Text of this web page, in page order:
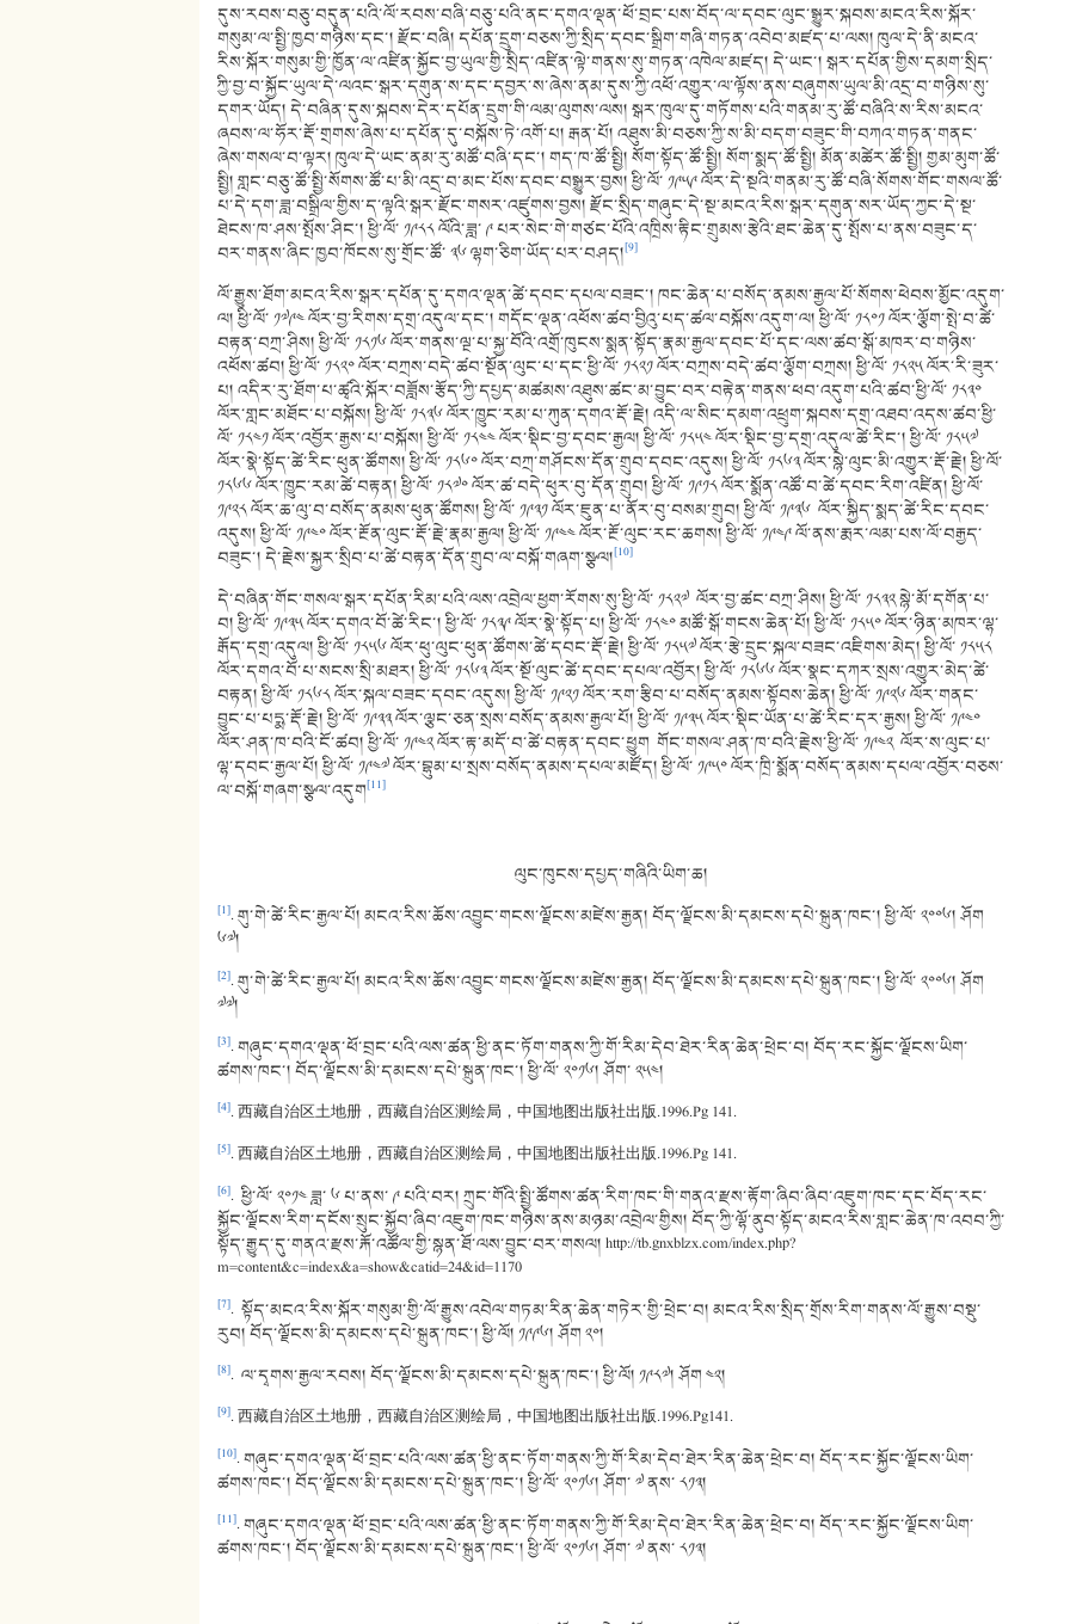
དུས་རབས་བཅུ་བདུན་པའི་ལོ་རབས་བཞི་བཅུ་པའི་ནང་དགའ་ལྡན་ཕོ་བྲང་པས་བོད་ལ་དབང་ལུང་སྒྱུར་སྐབས་མངའ་རིས་སྐོར་
གསུམ་ལ་སྤྱི་ཁྱབ་གཉིས་དང་། རྫོང་བཞི། དཔོན་དྲུག་བཅས་ཀྱི་སྲིད་དབང་སྒྲིག་གཞི་གཏན་འབེབ་མཛད་པ་ལས། ཁུལ་དེ་ནི་མངའ་
རིས་སྐོར་གསུམ་གྱི་ཁྱོན་ལ་འཛིན་སྐྱོང་བྱ་ཡུལ་གྱི་སྲིད་འཛིན་ལྟེ་གནས་སུ་གཏན་འཁེལ་མཛད། དེ་ཡང་། སྒར་དཔོན་གྱིས་དམག་སྲིད་
ཀྱི་བྱ་བ་སྐྱོང་ཡུལ་དེ་ལའང་སྒར་དགུན་ས་དང་དབྱར་ས་ཞེས་ནམ་དུས་ཀྱི་འཕོ་འགྱུར་ལ་ལྟོས་ནས་བཞུགས་ཡུལ་མི་འདྲ་བ་གཉིས་སུ་
དགར་ཡོད། དེ་བཞིན་དུས་སྐབས་དེར་དཔོན་དྲུག་གི་ལམ་ལུགས་ལས། སྒར་ཁུལ་དུ་གཏོགས་པའི་གནམ་རུ་ཚོ་བཞིའི་ས་རིས་མངའ་
ཞབས་ལ་ཧོར་རྡོ་གྲགས་ཞེས་པ་དཔོན་དུ་བསྐོས་ཏེ་འགོ་པ། རྒན་པོ། འཐུས་མི་བཅས་ཀྱི་ས་མི་བདག་བཟུང་གི་བཀའ་གཏན་གནང་
ཞེས་གསལ་བ་ལྟར། ཁུལ་དེ་ཡང་ནམ་རུ་མཚོ་བཞི་དང་། གད་ཁ་ཚོ་སྤྱི། སོག་སྟོད་ཚོ་སྤྱི། སོག་སྨད་ཚོ་སྤྱི། མོན་མཚེར་ཚོ་སྤྱི། གྱམ་མུག་ཚོ་
སྤྱི། གླང་བཅུ་ཚོ་སྤྱི་སོགས་ཚོ་པ་མི་འདྲ་བ་མང་པོས་དབང་བསྒྱུར་བྱས། ཕྱི་ལོ་ ༡༩༥༩ ལོར་དེ་སྔའི་གནམ་རུ་ཚོ་བཞི་སོགས་གོང་གསལ་ཚོ་
པ་དེ་དག་ཟླ་བསྒྲིལ་གྱིས་ད་ལྟའི་སྒར་རྫོང་གསར་འཛུགས་བྱས། རྫོང་སྲིད་གཞུང་དེ་སྔ་མངའ་རིས་སྒར་དགུན་སར་ཡོད་ཀྱང་དེ་སྔ་
ཐེངས་ཁ་ཤས་སྤོས་ཤིང་། ཕྱི་ལོ་ ༡༩༨༨ ལོའི་ཟླ་ ༩ པར་སེང་གེ་གཙང་པོའི་འཁྲིས་རྟིང་གྲུམས་རྩེའི་ཐང་ཆེན་དུ་སྤོས་པ་ནས་བཟུང་ད་
བར་གནས་ཞིང་ཁྱབ་ཁོངས་སུ་གྲོང་ཚོ་ ༣༦ ལྷག་ཅིག་ཡོད་པར་བཤད།[9]
ལོ་རྒྱུས་ཐོག་མངའ་རིས་སྒར་དཔོན་དུ་དགའ་ལྡན་ཚེ་དབང་དཔལ་བཟང་། ཁང་ཆེན་པ་བསོད་ནམས་རྒྱལ་པོ་སོགས་ཕེབས་མྱོང་འདུག་
ལ། ཕྱི་ལོ་ ༡༧༩༤ ལོར་བྱ་རིགས་དགྲ་འདུལ་དང་། གདོང་ལྡན་འཕོས་ཚབ་བྱིའུ་པད་ཚལ་བསྐོས་འདུག་ལ། ཕྱི་ལོ་ ༡༨༠༡ ལོར་ལྕོག་སྤེ་བ་ཚེ་
བརྟན་བཀྲ་ཤིས། ཕྱི་ལོ་ ༡༨༡༦ ལོར་གནས་ལྔ་པ་སྐྱ་བོའི་འགྲོ་ཁུངས་སྨན་སྟོད་རྣམ་རྒྱལ་དབང་པོ་དང་ལས་ཚབ་སྒོ་མཁར་བ་གཉིས་
འཕོས་ཚབ། ཕྱི་ལོ་ ༡༨༢༠ ལོར་བཀྲས་བདེ་ཚབ་སྔོན་ལུང་པ་དང་ཕྱི་ལོ་ ༡༨༢༡ ལོར་བཀྲས་བདེ་ཚབ་ལྕོག་བཀྲས། ཕྱི་ལོ་ ༡༨༢༥ ལོར་རི་ཟུར་
པ། འདིར་རུ་ཐོག་པ་ཚྭའི་སྐོར་བཟློས་རྩོད་ཀྱི་དཔྱད་མཚམས་འཐུས་ཚང་མ་བྱུང་བར་བརྟེན་གནས་ཕབ་འདུག་པའི་ཚབ་ཕྱི་ལོ་ ༡༨༣༠
ལོར་གླང་མཐོང་པ་བསྐོས། ཕྱི་ལོ་ ༡༨༣༦ ལོར་ཁྱུང་རམ་པ་ཀུན་དགའ་རྡོ་རྗེ། འདི་ལ་སིང་དམག་འཕྲུག་སྐབས་དགྲ་འཐབ་འདས་ཚབ་ཕྱི་
ལོ་ ༡༨༤༡ ལོར་འབྱོར་རྒྱས་པ་བསྐོས། ཕྱི་ལོ་ ༡༨༤༤ ལོར་སྡིང་བྱ་དབང་རྒྱལ། ཕྱི་ལོ་ ༡༨༥༤ ལོར་སྡིང་བྱ་དགྲ་འདུལ་ཚེ་རིང་། ཕྱི་ལོ་ ༡༨༥༧
ལོར་སྣེ་སྟོད་ཚེ་རིང་ཕུན་ཚོགས། ཕྱི་ལོ་ ༡༨༦༠ ལོར་བཀྲ་གཤོངས་དོན་གྲུབ་དབང་འདུས། ཕྱི་ལོ་ ༡༨༦༣ ལོར་སྙེ་ལུང་མི་འགྱུར་རྡོ་རྗེ། ཕྱི་ལོ་
༡༨༦༦ ལོར་ཁྱུང་རམ་ཚེ་བརྟན། ཕྱི་ལོ་ ༡༨༧༠ ལོར་ཚ་བདེ་ཕུར་བུ་དོན་གྲུབ། ཕྱི་ལོ་ ༡༩༡༨ ལོར་སྨོན་འཚོ་བ་ཚེ་དབང་རིག་འཛིན། ཕྱི་ལོ་
༡༩༢༨ ལོར་ཆ་ལུ་བ་བསོད་ནམས་ཕུན་ཚོགས། ཕྱི་ལོ་ ༡༩༣༡ ལོར་ཇུན་པ་ནོར་བུ་བསམ་གྲུབ། ཕྱི་ལོ་ ༡༩༣༦ ལོར་སྐྱིད་སྨད་ཚེ་རིང་དབང་
འདུས། ཕྱི་ལོ་ ༡༩༤༠ ལོར་རྔོན་ལུང་རྡོ་རྗེ་རྣམ་རྒྱལ། ཕྱི་ལོ་ ༡༩༤༤ ལོར་རྔོ་ལུང་རང་ཆགས། ཕྱི་ལོ་ ༡༩༤༩ ལོ་ནས་རྨར་ལམ་པས་ལོ་བརྒྱད་
བཟུང་། དེ་རྗེས་སྐྱར་སྲིབ་པ་ཚེ་བརྟན་དོན་གྲུབ་ལ་བསྐོ་གཞག་སྩལ།[10]
དེ་བཞིན་གོང་གསལ་སྒར་དཔོན་རིམ་པའི་ལས་འབྲེལ་ཕྱག་རོགས་སུ་ཕྱི་ལོ་ ༡༨༢༧ ལོར་བྱ་ཚང་བཀྲ་ཤིས། ཕྱི་ལོ་ ༡༨༣༢ སྙེ་མོ་དགོན་པ་
བ། ཕྱི་ལོ་ ༡༩༣༥ ལོར་དགའ་བོ་ཚེ་རིང་། ཕྱི་ལོ་ ༡༨༣༩ ལོར་སྣེ་སྟོད་པ། ཕྱི་ལོ་ ༡༨༤༠ མཚོ་སྒོ་གངས་ཆེན་པོ། ཕྱི་ལོ་ ༡༨༥༠ ལོར་ཉིན་མཁར་ལྷ་
རྒོད་དགྲ་འདུལ། ཕྱི་ལོ་ ༡༨༥༦ ལོར་ཕུ་ལུང་ཕུན་ཚོགས་ཚེ་དབང་རྡོ་རྗེ། ཕྱི་ལོ་ ༡༨༥༧ ལོར་རྩེ་དྲུང་སྐལ་བཟང་འཇིགས་མེད། ཕྱི་ལོ་ ༡༨༥༨
ལོར་དགའ་བོ་པ་སངས་སྲི་མཐར། ཕྱི་ལོ་ ༡༨༦༣ ལོར་སྔོ་ལུང་ཚེ་དབང་དཔལ་འབྱོར། ཕྱི་ལོ་ ༡༨༦༦ ལོར་སྣང་དཀར་སྲས་འགྱུར་མེད་ཚེ་
བརྟན། ཕྱི་ལོ་ ༡༨༦༨ ལོར་སྐལ་བཟང་དབང་འདུས། ཕྱི་ལོ་ ༡༩༢༡ ལོར་རག་རྩིབ་པ་བསོད་ནམས་སྟོབས་ཆེན། ཕྱི་ལོ་ ༡༩༢༦ ལོར་གནང་
བྱུང་པ་པདྨ་རྡོ་རྗེ། ཕྱི་ལོ་ ༡༩༣༣ ལོར་ལྕང་ཅན་སྲས་བསོད་ནམས་རྒྱལ་པོ། ཕྱི་ལོ་ ༡༩༣༥ ལོར་སྡིང་ཡོན་པ་ཚེ་རིང་དར་རྒྱས། ཕྱི་ལོ་ ༡༩༤༠
ལོར་ཤན་ཁ་བའི་ངོ་ཚབ། ཕྱི་ལོ་ ༡༩༤༢ ལོར་རྟ་མདོ་བ་ཚེ་བརྟན་དབང་ཕྱུག གོང་གསལ་ཤན་ཁ་བའི་རྗེས་ཕྱི་ལོ་ ༡༩༤༢ ལོར་ས་ལུང་པ་
ལྷ་དབང་རྒྱལ་པོ། ཕྱི་ལོ་ ༡༩༤༧ ལོར་བྷུམ་པ་སྲས་བསོད་ནམས་དཔལ་མཛོད། ཕྱི་ལོ་ ༡༩༥༠ ལོར་ཁྲི་སྨོན་བསོད་ནམས་དཔལ་འབྱོར་བཅས་
ལ་བསྐོ་གཞག་སྩལ་འདུག[11]
ལུང་ཁུངས་དཔྱད་གཞིའི་ཡིག་ཆ།
[1]. གུ་གེ་ཚེ་རིང་རྒྱལ་པོ། མངའ་རིས་ཆོས་འབྱུང་གངས་ལྗོངས་མཛེས་རྒྱན། བོད་ལྗོངས་མི་དམངས་དཔེ་སྐྲུན་ཁང་། ཕྱི་ལོ་ ༢༠༠༦། ཤོག
༦༧།
[2]. གུ་གེ་ཚེ་རིང་རྒྱལ་པོ། མངའ་རིས་ཆོས་འབྱུང་གངས་ལྗོངས་མཛེས་རྒྱན། བོད་ལྗོངས་མི་དམངས་དཔེ་སྐྲུན་ཁང་། ཕྱི་ལོ་ ༢༠༠༦། ཤོག
༧༧།
[3]. གཞུང་དགའ་ལྡན་ཕོ་བྲང་པའི་ལས་ཚན་ཕྱི་ནང་ཏོག་གནས་ཀྱི་གོ་རིམ་དེབ་ཐེར་རིན་ཆེན་ཕྲེང་བ། བོད་རང་སྐྱོང་ལྗོངས་ཡིག་
ཚགས་ཁང་། བོད་ལྗོངས་མི་དམངས་དཔེ་སྐྲུན་ཁང་། ཕྱི་ལོ་ ༢༠༡༦། ཤོག་ ༢༥༤།
[4]. 西藏自治区土地册，西藏自治区测绘局，中国地图出版社出版.1996.Pg 141.
[5]. 西藏自治区土地册，西藏自治区测绘局，中国地图出版社出版.1996.Pg 141.
[6]. ཕྱི་ལོ་ ༢༠༡༤ ཟླ་ ༦ པ་ནས་ ༩ པའི་བར། ཀྲུང་གོའི་སྤྱི་ཚོགས་ཚན་རིག་ཁང་གི་གནའ་རྫས་རྟོག་ཞིབ་ཞིབ་འཇུག་ཁང་དང་བོད་རང་
སྐྱོང་ལྗོངས་རིག་དངོས་སྲུང་སྐྱོབ་ཞིབ་འཇུག་ཁང་གཉིས་ནས་མཉམ་འབྲེལ་གྱིས། བོད་ཀྱི་ལྷོ་ནུབ་སྟོད་མངའ་རིས་གླང་ཆེན་ཁ་འབབ་ཀྱི་
སྟོད་རྒྱུད་དུ་གནའ་རྫས་རྐོ་འཚོལ་གྱི་སྙན་ཐོ་ལས་བྱུང་བར་གསལ། http://tb.gnxblzx.com/index.php?
m=content&c=index&a=show&catid=24&id=1170
[7]. སྟོད་མངའ་རིས་སྐོར་གསུམ་གྱི་ལོ་རྒྱུས་འབེལ་གཏམ་རིན་ཆེན་གཏེར་གྱི་ཕྲེང་བ། མངའ་རིས་སྲིད་གྲོས་རིག་གནས་ལོ་རྒྱུས་བསྡུ་
རུབ། བོད་ལྗོངས་མི་དམངས་དཔེ་སྐྲུན་ཁང་། ཕྱི་ལོ། ༡༩༩༦། ཤོག ༢༠།
[8]. ལ་དྭགས་རྒྱལ་རབས། བོད་ལྗོངས་མི་དམངས་དཔེ་སྐྲུན་ཁང་། ཕྱི་ལོ། ༡༩༨༧། ཤོག ༤༢།
[9]. 西藏自治区土地册，西藏自治区测绘局，中国地图出版社出版.1996.Pg141.
[10]. གཞུང་དགའ་ལྡན་ཕོ་བྲང་པའི་ལས་ཚན་ཕྱི་ནང་ཏོག་གནས་ཀྱི་གོ་རིམ་དེབ་ཐེར་རིན་ཆེན་ཕྲེང་བ། བོད་རང་སྐྱོང་ལྗོངས་ཡིག་
ཚགས་ཁང་། བོད་ལྗོངས་མི་དམངས་དཔེ་སྐྲུན་ཁང་། ཕྱི་ལོ་ ༢༠༡༦། ཤོག་ ༧ ནས་ ༨༡༣།
[11]. གཞུང་དགའ་ལྡན་ཕོ་བྲང་པའི་ལས་ཚན་ཕྱི་ནང་ཏོག་གནས་ཀྱི་གོ་རིམ་དེབ་ཐེར་རིན་ཆེན་ཕྲེང་བ། བོད་རང་སྐྱོང་ལྗོངས་ཡིག་
ཚགས་ཁང་། བོད་ལྗོངས་མི་དམངས་དཔེ་སྐྲུན་ཁང་། ཕྱི་ལོ་ ༢༠༡༦། ཤོག་ ༧ ནས་ ༨༡༣།